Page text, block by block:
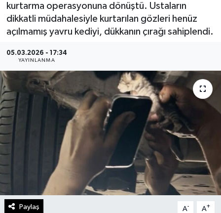
kurtarma operasyonuna dönüştü. Ustaların
dikkatli müdahalesiyle kurtarılan gözleri henüz
açılmamış yavru kediyi, dükkanın çırağı sahiplendi.
05.03.2026 - 17:34
YAYINLANMA
Paylaş A- A+
Eskişehirspor
Gündem
Kültür Sanat
Sağlık
Spor